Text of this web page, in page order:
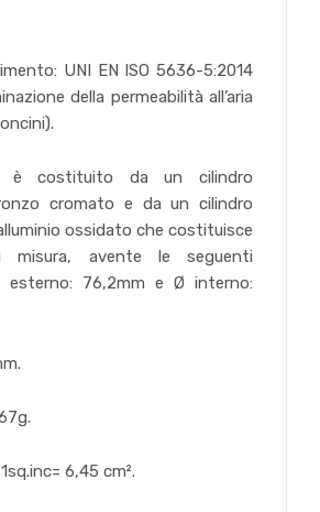
UNI EN ISO 5636-5:2014
della permeabilità all’aria
è costituito da un cilindro
cromato e da un cilindro
ossidato che costituisce
misura, avente le seguenti
esterno: 76,2mm e Ø interno:
6,45 cm².